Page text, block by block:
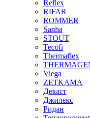
Reflex
RIFAR
ROMMER
Sanha
STOUT
Tecofi
Thermaflex
Viega
ZETKAMA
Декаст
Джилекс
Ридан